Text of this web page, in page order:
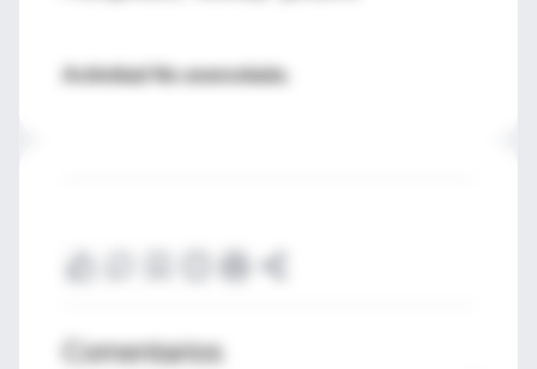
Actividad No arancelada.
Comentarios